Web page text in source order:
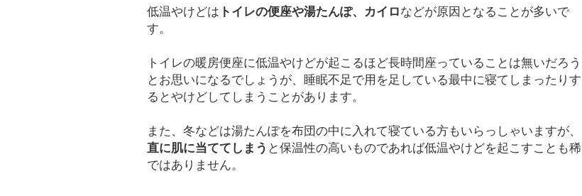
低温やけどは トイレの便座や湯たんぽ、カイロなどが原因となることが多いで
す。
トイレの暖房便座に低温やけどが起こるほど長時間座っていることは無いだろう
とお思いになるでしょうが、睡眠不足で用を足している最中に寝てしまったりす
るとやけどしてしまうことがあります。
また、冬などは湯たんぽを布団の中に入れて寝ている方もいらっしゃいますが、
直に肌に当ててしまう と保温性の高いものであれば低温やけどを起こすことも稀
ではありません。